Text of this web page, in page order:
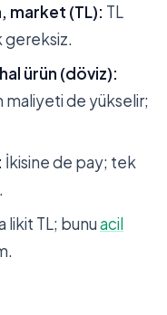
market (TL): TL
gereksiz.
ürün (döviz):
maliyeti de yükselir;
İkisine de pay; tek
likit TL; bunuacil